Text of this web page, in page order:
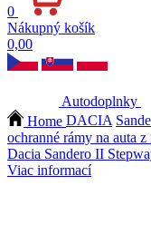
0
Nákupný košík
0,00
Autodoplnky
Home DACIA
ochranné rámy na auta z
Dacia Sandero II
Viac informací